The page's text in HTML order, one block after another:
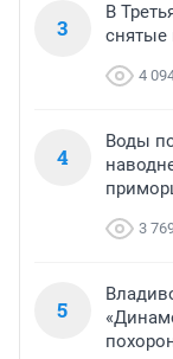
3
В
снятые
4
4
Воды
3
5